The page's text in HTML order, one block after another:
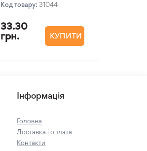
Код товару: 31044
33.30
грн.
КУПИТИ
Інформація
Головна
Доставка і оплата
Контакти